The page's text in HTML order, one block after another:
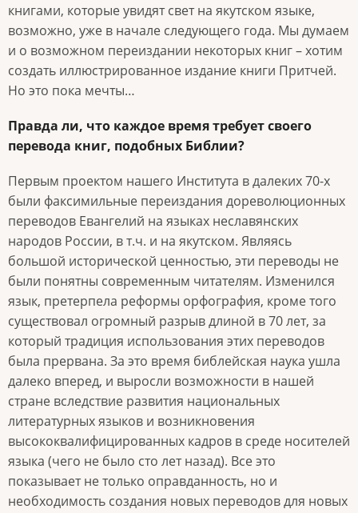
книгами, которые увидят свет на якутском языке,
возможно, уже в начале следующего года. Мы думаем
и о возможном переиздании некоторых книг – хотим
создать иллюстрированное издание книги Притчей.
Но это пока мечты…
Правда ли, что каждое время требует своего
перевода книг, подобных Библии?
Первым проектом нашего Института в далеких 70-х
были факсимильные переиздания дореволюционных
переводов Евангелий на языках неславянских
народов России, в т.ч. и на якутском. Являясь
большой исторической ценностью, эти переводы не
были понятны современным читателям. Изменился
язык, претерпела реформы орфография, кроме того
существовал огромный разрыв длиной в 70 лет, за
который традиция использования этих переводов
была прервана. За это время библейская наука ушла
далеко вперед, и выросли возможности в нашей
стране вследствие развития национальных
литературных языков и возникновения
высококвалифицированных кадров в среде носителей
языка (чего не было сто лет назад). Все это
показывает не только оправданность, но и
необходимость создания новых переводов для новых